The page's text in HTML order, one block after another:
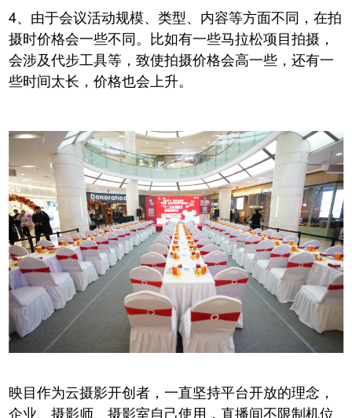
4、由于会议活动规模、类型、内容等方面不同，在拍
摄时价格会一些不同。比如有一些马拉松项目拍摄，
会涉及代步工具等，致使拍摄价格会高一些，还有一
些时间太长，价格也会上升。
映目作为云摄影开创者，一直坚持平台开放的理念，
企业、摄影师、摄影室自己使用，直播间不限制机位